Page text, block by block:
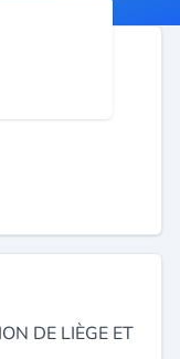
DE LIÈGE ET